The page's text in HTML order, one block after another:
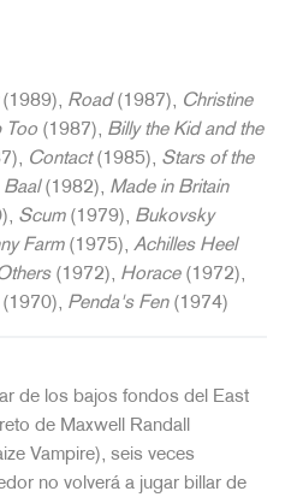
Road(1987), Christine
Too (1987), Billy the Kid and the
Contact(1985), Stars of the
Baal(1982), Made in Britain
Scum(1979), Bukovsky
Farm(1975), Achilles Heel
(1972), Horace(1972),
Penda's Fen(1974)
de los bajos fondos del East
de Maxwell Randall
Vampire), seis veces
no volverá a jugar billar de